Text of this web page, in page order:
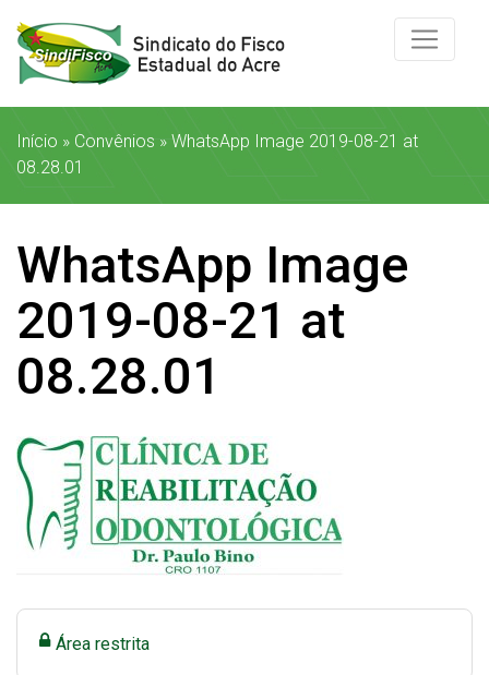
Início » Convênios » WhatsApp Image 2019-08-21 at
08.28.01
WhatsApp Image
2019-08-21 at
08.28.01
Área restrita